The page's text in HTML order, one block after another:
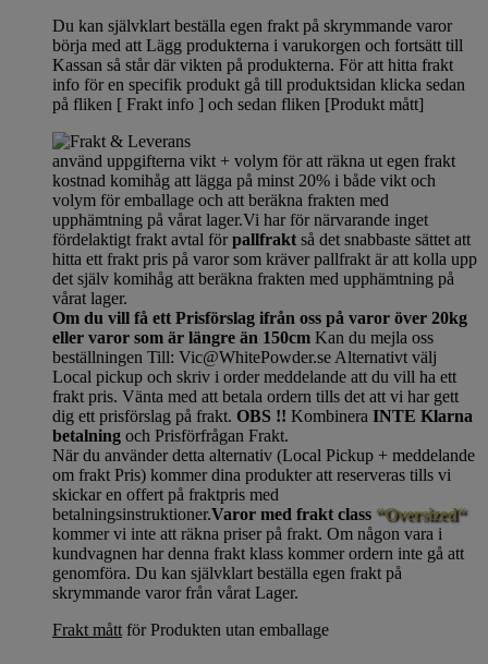
Du kan självklart beställa egen frakt på skrymmande varor
börja med att Lägg produkterna i varukorgen och fortsätt till
Kassan så står där vikten på produkterna. För att hitta frakt
info för en specifik produkt gå till produktsidan klicka sedan
på fliken [ Frakt info ] och sedan fliken [Produkt mått]
använd uppgifterna vikt + volym för att räkna ut egen frakt
kostnad komihåg att lägga på minst 20% i både vikt och
volym för emballage och att beräkna frakten med
upphämtning på vårat lager.Vi har för närvarande inget
fördelaktigt frakt avtal förpallfrakt så det snabbaste sättet att
hitta ett frakt pris på varor som kräver pallfrakt är att kolla upp
det själv komihåg att beräkna frakten med upphämtning på
vårat lager.
Om du vill få ett Prisförslag ifrån oss på varor över 20kg
eller varor som är längre än 150cm Kan du mejla oss
beställningen Till: Vic@WhitePowder.se Alternativt välj
Local pickup och skriv i order meddelande att du vill ha ett
frakt pris. Vänta med att betala ordern tills det att vi har gett
dig ett prisförslag på frakt. OBS !! Kombinera INTE Klarna
betalning och Prisförfrågan Frakt.
När du använder detta alternativ (Local Pickup + meddelande
om frakt Pris) kommer dina produkter att reserveras tills vi
skickar en offert på fraktpris med
betalningsinstruktioner.Varor med frakt class “Oversized“
kommer vi inte att räkna priser på frakt. Om någon vara i
kundvagnen har denna frakt klass kommer ordern inte gå att
genomföra. Du kan självklart beställa egen frakt på
skrymmande varor från vårat Lager.
Frakt mått för Produkten utan emballage